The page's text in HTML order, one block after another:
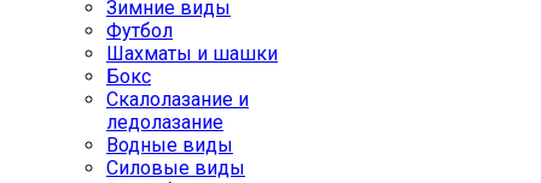
Зимние виды
Футбол
Шахматы и шашки
Бокс
Скалолазание и
ледолазание
Водные виды
Силовые виды